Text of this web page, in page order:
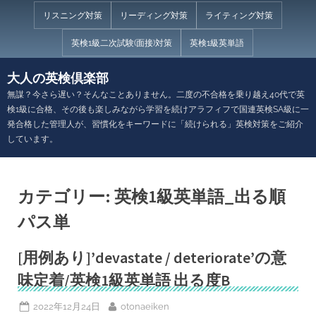
リスニング対策 リーディング対策 ライティング対策
英検1級二次試験(面接)対策 英検1級英単語
大人の英検倶楽部
無謀？今さら遅い？そんなことありません。二度の不合格を乗り越え40代で英
検1級に合格、その後も楽しみながら学習を続けアラフィフで国連英検SA級に一
発合格した管理人が、習慣化をキーワードに「続けられる」英検対策をご紹介
しています。
カテゴリー: 英検1級英単語_出る順
パス単
[用例あり]’devastate / deteriorate’の意
味定着/英検1級英単語 出る度B
Posted
2022年12月24日 By
otonaeiken